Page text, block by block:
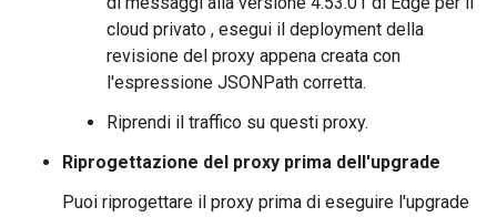
cloud privato , esegui il deployment della
revisione del proxy appena creata con
l'espressione JSONPath corretta.
Riprendi il traffico su questi proxy.
Riprogettazione del proxy prima dell'upgrade
Puoi riprogettare il proxy prima di eseguire l'upgrade